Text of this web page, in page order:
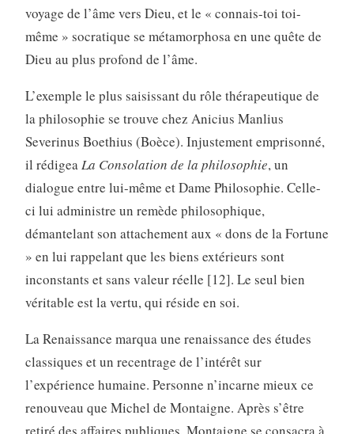
voyage de l’âme vers Dieu, et le « connais-toi toi-
même » socratique se métamorphosa en une quête de
Dieu au plus profond de l’âme.
L’exemple le plus saisissant du rôle thérapeutique de
la philosophie se trouve chez Anicius Manlius
Severinus Boethius (Boèce). Injustement emprisonné,
il rédigeaLa Consolation de la philosophie, un
dialogue entre lui-même et Dame Philosophie. Celle-
ci lui administre un remède philosophique,
démantelant son attachement aux « dons de la Fortune
» en lui rappelant que les biens extérieurs sont
inconstants et sans valeur réelle [12]. Le seul bien
véritable est la vertu, qui réside en soi.
La Renaissance marqua une renaissance des études
classiques et un recentrage de l’intérêt sur
l’expérience humaine. Personne n’incarne mieux ce
renouveau que Michel de Montaigne. Après s’être
retiré des affaires publiques, Montaigne se consacra à